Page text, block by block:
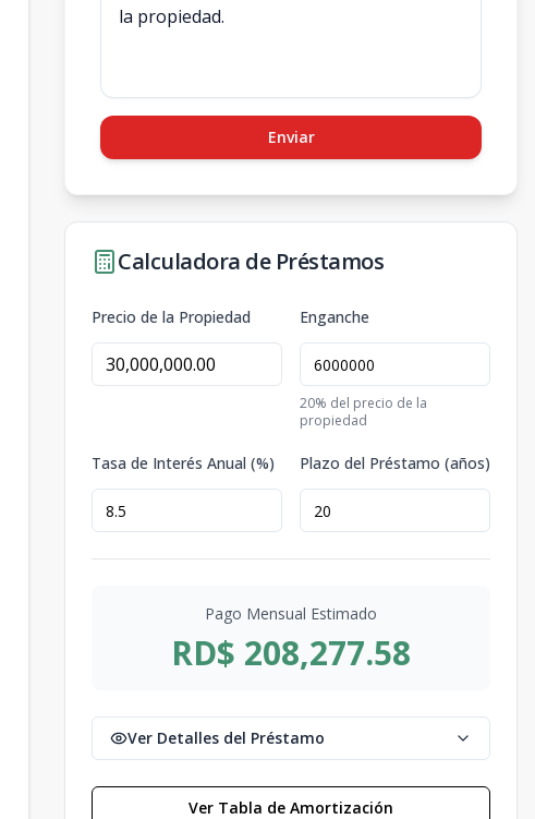
Enviar
Calculadora de Préstamos
Precio de la Propiedad Enganche
20% del precio de la
propiedad
Tasa de Interés Anual (%) Plazo del Préstamo (años)
Pago Mensual Estimado
RD$ 208,277.58
Ver Detalles del Préstamo
Ver Tabla de Amortización